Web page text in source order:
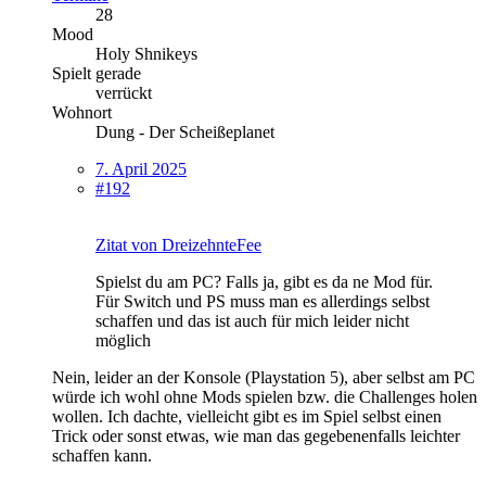
28
Mood
Holy Shnikeys
Spielt gerade
verrückt
Wohnort
Dung - Der Scheißeplanet
7. April 2025
#192
Zitat von DreizehnteFee
Spielst du am PC? Falls ja, gibt es da ne Mod für.
Für Switch und PS muss man es allerdings selbst
schaffen und das ist auch für mich leider nicht
möglich
Nein, leider an der Konsole (Playstation 5), aber selbst am PC
würde ich wohl ohne Mods spielen bzw. die Challenges holen
wollen. Ich dachte, vielleicht gibt es im Spiel selbst einen
Trick oder sonst etwas, wie man das gegebenenfalls leichter
schaffen kann.